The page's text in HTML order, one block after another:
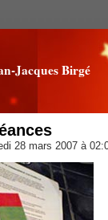
Jacques Birgé
28 mars 2007 à